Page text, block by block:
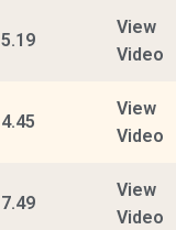
5.19
View
Video
4.45
View
Video
7.49
View
Video